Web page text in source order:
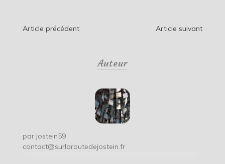
Navigation
Article précédent Article suivant
Auteur
par jostein59
contact@surlaroutedejostein.fr